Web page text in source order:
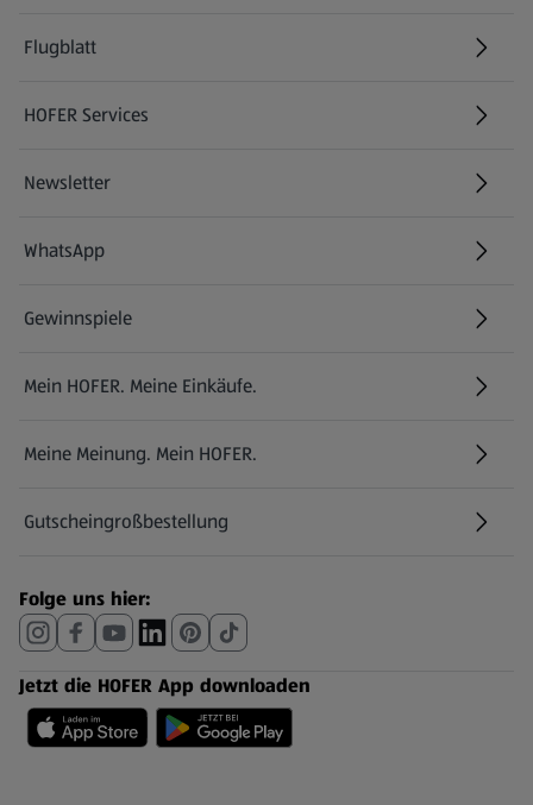
Flugblatt
HOFER Services
Newsletter
WhatsApp
Gewinnspiele
Mein HOFER. Meine Einkäufe.
Meine Meinung. Mein HOFER.
Gutscheingroßbestellung
(öffnet in einem neuen Tab)
Folge uns hier:
Jetzt die HOFER App downloaden